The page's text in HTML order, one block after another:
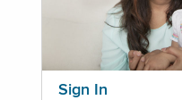
Sign In